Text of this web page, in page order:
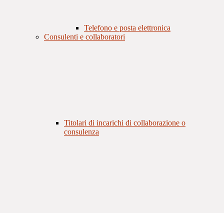
Telefono e posta elettronica
Consulenti e collaboratori
Titolari di incarichi di collaborazione o
consulenza